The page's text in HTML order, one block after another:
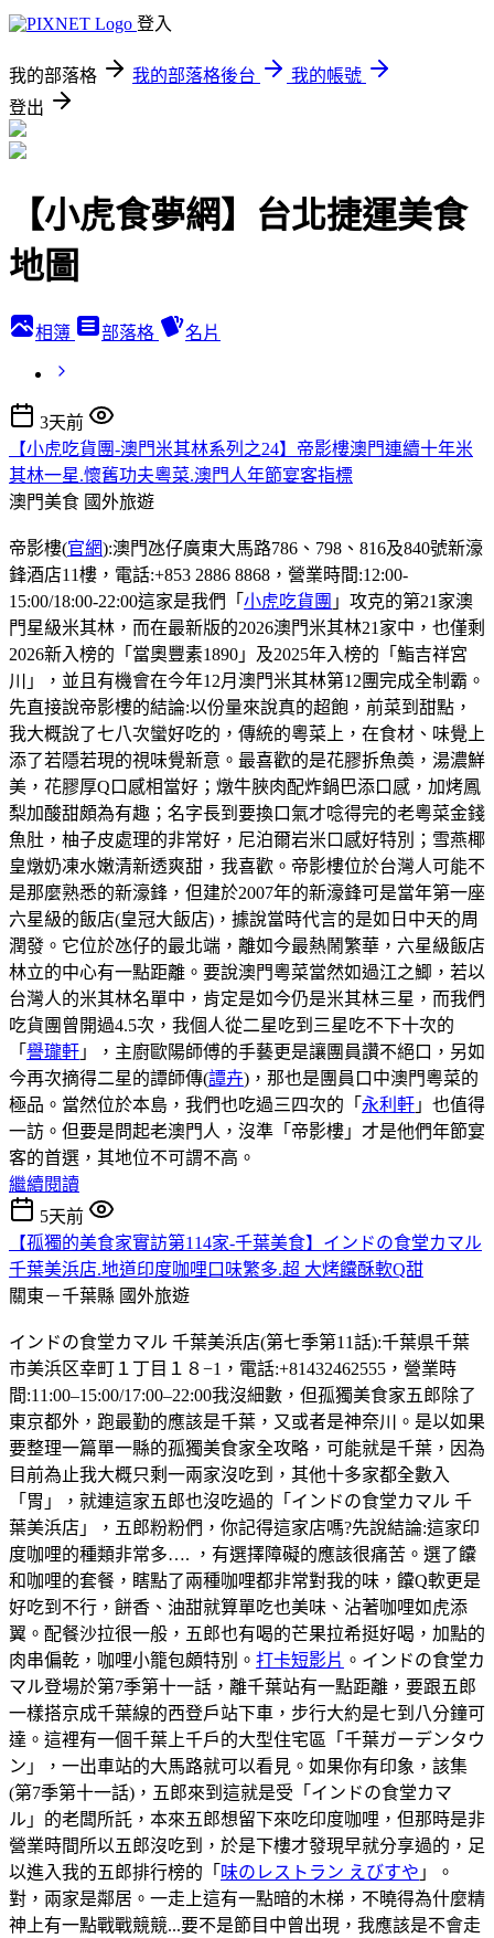
登入
我的部落格 我的部落格後台
我的帳號
登出
【小虎食夢網】台北捷運美食
地圖
相簿 部落格 名片
3天前
【小虎吃貨團-澳門米其林系列之24】帝影樓澳門連續十年米
其林一星.懷舊功夫粵菜.澳門人年節宴客指標
澳門美食 國外旅遊
帝影樓(官網):澳門氹仔廣東大馬路786、798、816及840號新濠
鋒酒店11樓，電話:+853 2886 8868，營業時間:12:00-
15:00/18:00-22:00這家是我們「 小虎吃貨團 」攻克的第21家澳
門星級米其林，而在最新版的2026澳門米其林21家中，也僅剩
2026新入榜的「當奧豐素1890」及2025年入榜的「鮨吉祥宮
川」，並且有機會在今年12月澳門米其林第12團完成全制霸。
先直接說帝影樓的結論:以份量來說真的超飽，前菜到甜點，
我大概說了七八次蠻好吃的，傳統的粵菜上，在食材、味覺上
添了若隱若現的視味覺新意。最喜歡的是花膠拆魚𡙡，湯濃鮮
美，花膠厚Q口感相當好；燉牛脥肉配炸鍋巴添口感，加烤鳳
梨加酸甜頗為有趣；名字長到要換口氣才唸得完的老粵菜金錢
魚肚，柚子皮處理的非常好，尼泊爾岩米口感好特別；雪燕椰
皇燉奶凍水嫩清新透爽甜，我喜歡。帝影樓位於台灣人可能不
是那麼熟悉的新濠鋒，但建於2007年的新濠鋒可是當年第一座
六星級的飯店(皇冠大飯店)，據說當時代言的是如日中天的周
潤發。它位於氹仔的最北端，離如今最熱鬧繁華，六星級飯店
林立的中心有一點距離。要說澳門粵菜當然如過江之鯽，若以
台灣人的米其林名單中，肯定是如今仍是米其林三星，而我們
吃貨團曾開過4.5次，我個人從二星吃到三星吃不下十次的
「 譽瓏軒 」，主廚歐陽師傅的手藝更是讓團員讚不絕口，另如
今再次摘得二星的譚師傳(譚卉)，那也是團員口中澳門粵菜的
極品。當然位於本島，我們也吃過三四次的「 永利軒 」也值得
一訪。但要是問起老澳門人，沒準「帝影樓」才是他們年節宴
客的首選，其地位不可謂不高。
繼續閱讀
5天前
【孤獨的美食家實訪第114家-千葉美食】インドの食堂カマル
千葉美浜店.地道印度咖哩口味繁多.超 大烤饢酥軟Q甜
關東－千葉縣 國外旅遊
インドの食堂カマル 千葉美浜店(第七季第11話):千葉県千葉
市美浜区幸町１丁目１８−1，電話:+81432462555，營業時
間:11:00–15:00/17:00–22:00我沒細數，但孤獨美食家五郎除了
東京都外，跑最勤的應該是千葉，又或者是神奈川。是以如果
要整理一篇單一縣的孤獨美食家全攻略，可能就是千葉，因為
目前為止我大概只剩一兩家沒吃到，其他十多家都全數入
「胃」，就連這家五郎也沒吃過的「インドの食堂カマル 千
葉美浜店」，五郎粉粉們，你記得這家店嗎?先說結論:這家印
度咖哩的種類非常多…. ，有選擇障礙的應該很痛苦。選了饢
和咖哩的套餐，瞎點了兩種咖哩都非常對我的味，饢Q軟更是
好吃到不行，餅香、油甜就算單吃也美味、沾著咖哩如虎添
翼。配餐沙拉很一般，五郎也有喝的芒果拉希挺好喝，加點的
肉串偏乾，咖哩小籠包頗特別。 打卡短影片 。インドの食堂カ
マル登場於第7季第十一話，離千葉站有一點距離，要跟五郎
一樣搭京成千葉線的西登戶站下車，步行大約是七到八分鐘可
達。這裡有一個千葉上千戶的大型住宅區「千葉ガーデンタウ
ン」，一出車站的大馬路就可以看見。如果你有印象，該集
(第7季第十一話)，五郎來到這就是受「インドの食堂カマ
ル」的老闆所託，本來五郎想留下來吃印度咖哩，但那時是非
營業時間所以五郎沒吃到，於是下樓才發現早就分享過的，足
以進入我的五郎排行榜的「 味のレストラン えびすや 」。
對，兩家是鄰居。一走上這有一點暗的木梯，不曉得為什麼精
神上有一點戰戰競競...要不是節目中曾出現，我應該是不會走